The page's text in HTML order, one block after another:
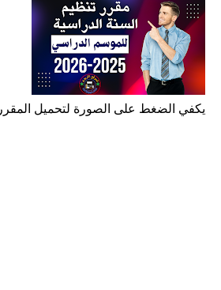
يكفي الضغط على الصورة لتحميل المقرر